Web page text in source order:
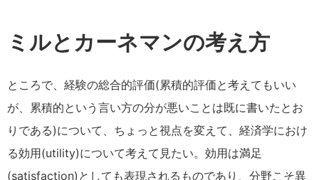
ミルとカーネマンの考え方
ところで、経験の総合的評価(累積的評価と考えてもいい
が、累積的という言い方の分が悪いことは既に書いたとお
りである)について、ちょっと視点を変えて、経済学におけ
る効用(utility)について考えて見たい。効用は満足
(satisfaction)としても表現されるものであり、分野こそ異